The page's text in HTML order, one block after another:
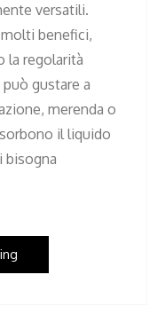
versatili.
benefici,
la regolarità
gustare a
merenda o
il liquido
bisogna